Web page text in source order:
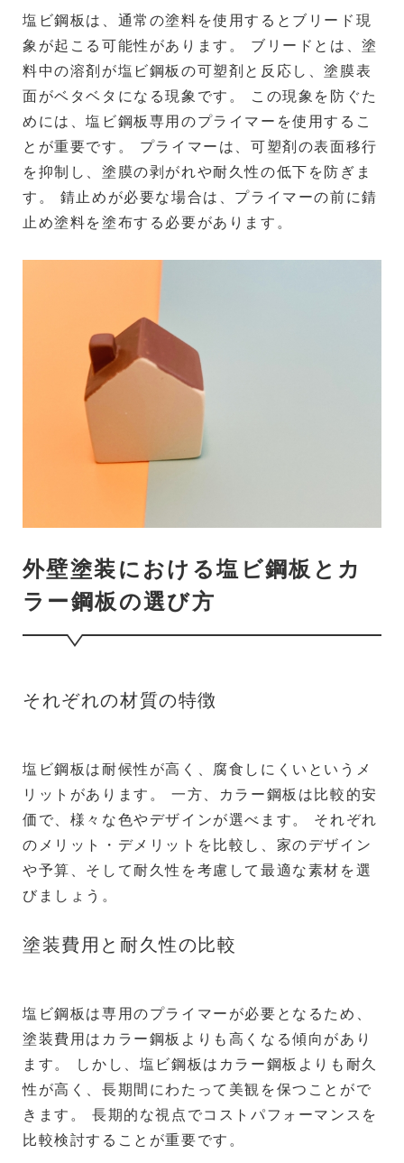
塩ビ鋼板は、通常の塗料を使用するとブリード現
象が起こる可能性があります。 ブリードとは、塗
料中の溶剤が塩ビ鋼板の可塑剤と反応し、塗膜表
面がベタベタになる現象です。 この現象を防ぐた
めには、塩ビ鋼板専用のプライマーを使用するこ
とが重要です。 プライマーは、可塑剤の表面移行
を抑制し、塗膜の剥がれや耐久性の低下を防ぎま
す。 錆止めが必要な場合は、プライマーの前に錆
止め塗料を塗布する必要があります。
外壁塗装における塩ビ鋼板とカ
ラー鋼板の選び方
それぞれの材質の特徴
塩ビ鋼板は耐候性が高く、腐食しにくいというメ
リットがあります。 一方、カラー鋼板は比較的安
価で、様々な色やデザインが選べます。 それぞれ
のメリット・デメリットを比較し、家のデザイン
や予算、そして耐久性を考慮して最適な素材を選
びましょう。
塗装費用と耐久性の比較
塩ビ鋼板は専用のプライマーが必要となるため、
塗装費用はカラー鋼板よりも高くなる傾向があり
ます。 しかし、塩ビ鋼板はカラー鋼板よりも耐久
性が高く、長期間にわたって美観を保つことがで
きます。 長期的な視点でコストパフォーマンスを
比較検討することが重要です。